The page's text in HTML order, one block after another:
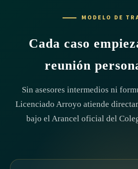
MODELO DE
Cada caso
reunión
Sin asesores intermedios ni
Licenciado Arroyo atiende
bajo el Arancel oficial del